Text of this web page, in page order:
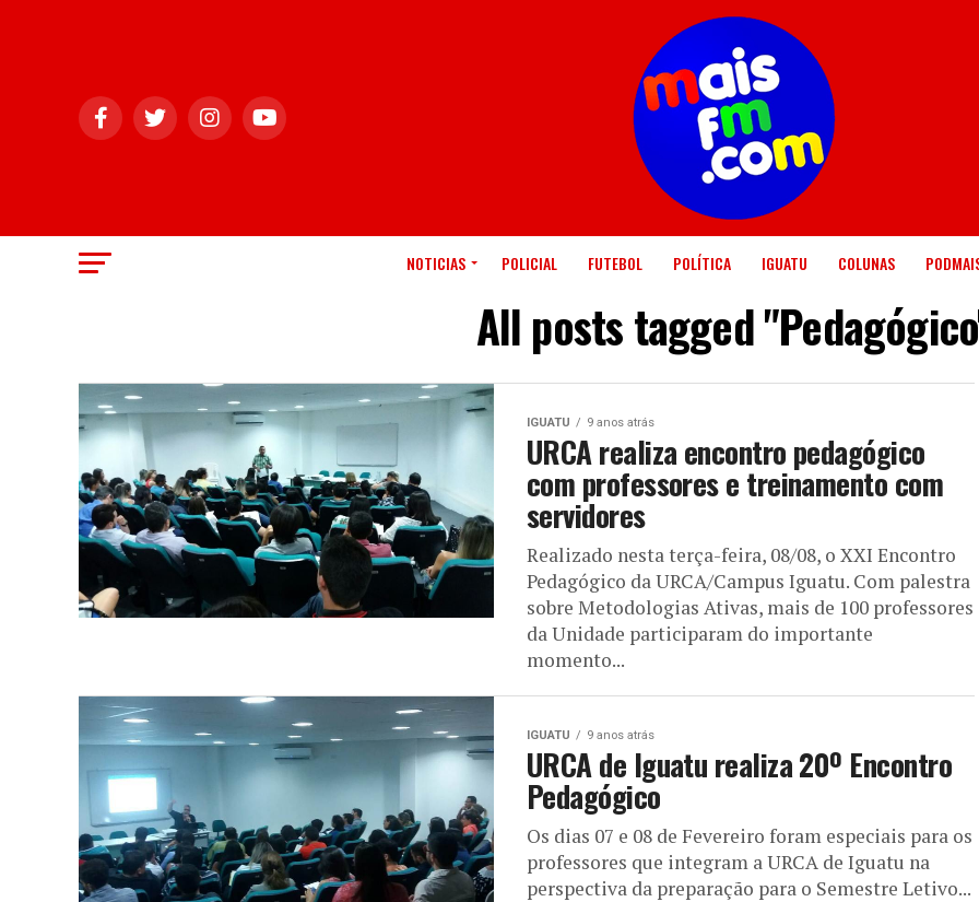
NOTICIAS POLICIAL FUTEBOL POLÍTICA IGUATU COLUNAS
All posts tagged
IGUATU 9 anos atrás
URCA realiza encontro pedagógico
com professores e treinamento com
servidores
Realizado nesta terça-feira, 08/08, o XXI Encontro
Pedagógico da URCA/Campus Iguatu. Com palestra
sobre Metodologias Ativas, mais de 100 professores
da Unidade participaram do importante
momento...
IGUATU 9 anos atrás
URCA de Iguatu realiza 20º Encontro
Pedagógico
Os dias 07 e 08 de Fevereiro foram especiais para os
professores que integram a URCA de Iguatu na
perspectiva da preparação para o Semestre Letivo...